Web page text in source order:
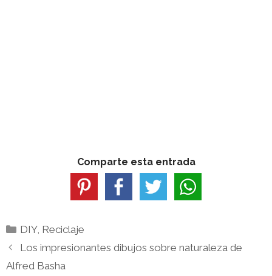
Comparte esta entrada
Categorías
DIY, Reciclaje
Los impresionantes dibujos sobre naturaleza de
Alfred Basha